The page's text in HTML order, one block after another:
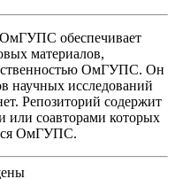
обеспечивает
материалов,
ОмГУПС. Он
научных исследований
Репозиторий содержит
или соавторами которых
ОмГУПС.